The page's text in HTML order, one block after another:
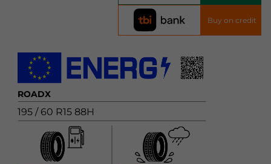
Buy on credit
ROADX
195 / 60 R15 88H